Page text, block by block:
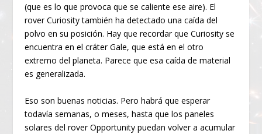
(que es lo que provoca que se caliente ese aire). El
rover Curiosity también ha detectado una caída del
polvo en su posición. Hay que recordar que Curiosity se
encuentra en el cráter Gale, que está en el otro
extremo del planeta. Parece que esa caída de material
es generalizada.
Eso son buenas noticias. Pero habrá que esperar
todavía semanas, o meses, hasta que los paneles
solares del rover Opportunity puedan volver a acumular